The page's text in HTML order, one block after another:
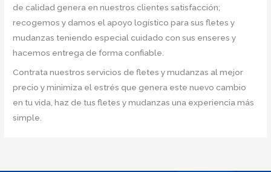
de calidad genera en nuestros clientes satisfacción;
recogemos y damos el apoyo logístico para sus fletes y
mudanzas teniendo especial cuidado con sus enseres y
hacemos entrega de forma confiable.
Contrata nuestros servicios de fletes y mudanzas al mejor
precio y minimiza el estrés que genera este nuevo cambio
en tu vida, haz de tus fletes y mudanzas una experiencia más
simple.